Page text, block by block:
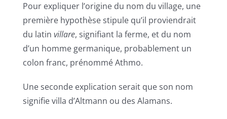
Pour expliquer l’origine du nom du village, une
première hypothèse stipule qu’il proviendrait
du latin villare, signifiant la ferme, et du nom
d’un homme germanique, probablement un
colon franc, prénommé Athmo.
Une seconde explication serait que son nom
signifie villa d’Altmann ou des Alamans.